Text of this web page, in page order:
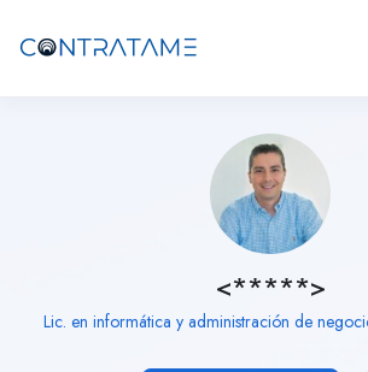
<*****>
Lic. en informática y administración de